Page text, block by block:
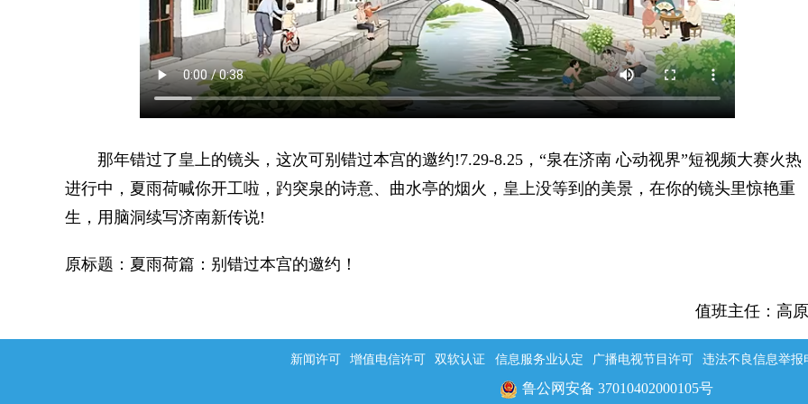
那年错过了皇上的镜头，这次可别错过本宫的邀约!7.29-8.25，“泉在济南 心动视界”短视频大赛火热
进行中，夏雨荷喊你开工啦，趵突泉的诗意、曲水亭的烟火，皇上没等到的美景，在你的镜头里惊艳重
生，用脑洞续写济南新传说!
原标题：夏雨荷篇：别错过本宫的邀约！
值班主任：高原
新闻许可 增值电信许可 双软认证 信息服务业认定 广播电视节目许可 违法不良信息举报
鲁公网安备 37010402000105号